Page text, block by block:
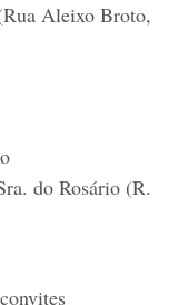
Aleixo Broto,
do Rosário (R.